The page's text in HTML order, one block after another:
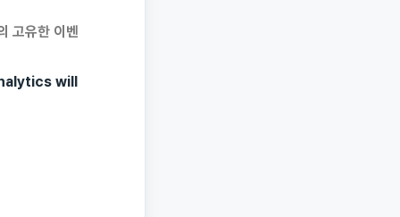
고유한 이벤
will